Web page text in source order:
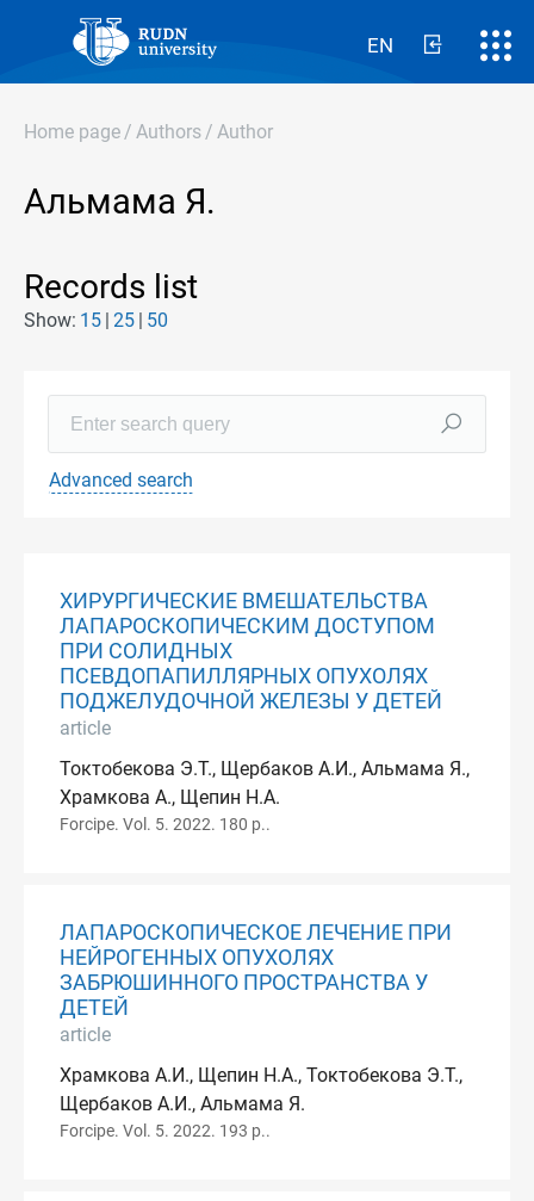
EN
Home page / Authors / Author
Альмама Я.
Records list
Show: 15 25 50
Advanced search
ХИРУРГИЧЕСКИЕ ВМЕШАТЕЛЬСТВА
ЛАПАРОСКОПИЧЕСКИМ ДОСТУПОМ
ПРИ СОЛИДНЫХ
ПСЕВДОПАПИЛЛЯРНЫХ ОПУХОЛЯХ
ПОДЖЕЛУДОЧНОЙ ЖЕЛЕЗЫ У ДЕТЕЙ
article
Токтобекова Э.Т., Щербаков А.И., Альмама Я.,
Храмкова А., Щепин Н.А.
Forcipe. Vol. 5. 2022. 180 p..
ЛАПАРОСКОПИЧЕСКОЕ ЛЕЧЕНИЕ ПРИ
НЕЙРОГЕННЫХ ОПУХОЛЯХ
ЗАБРЮШИННОГО ПРОСТРАНСТВА У
ДЕТЕЙ
article
Храмкова А.И., Щепин Н.А., Токтобекова Э.Т.,
Щербаков А.И., Альмама Я.
Forcipe. Vol. 5. 2022. 193 p..